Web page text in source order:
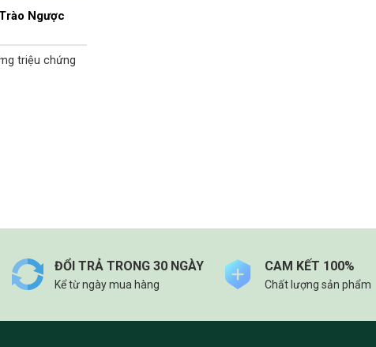
Ngược
triệu chứng
ĐỔI TRẢ TRONG 30 NGÀY
Kể từ ngày mua hàng
CAM KẾT 100%
Chất lượng sản phẩm